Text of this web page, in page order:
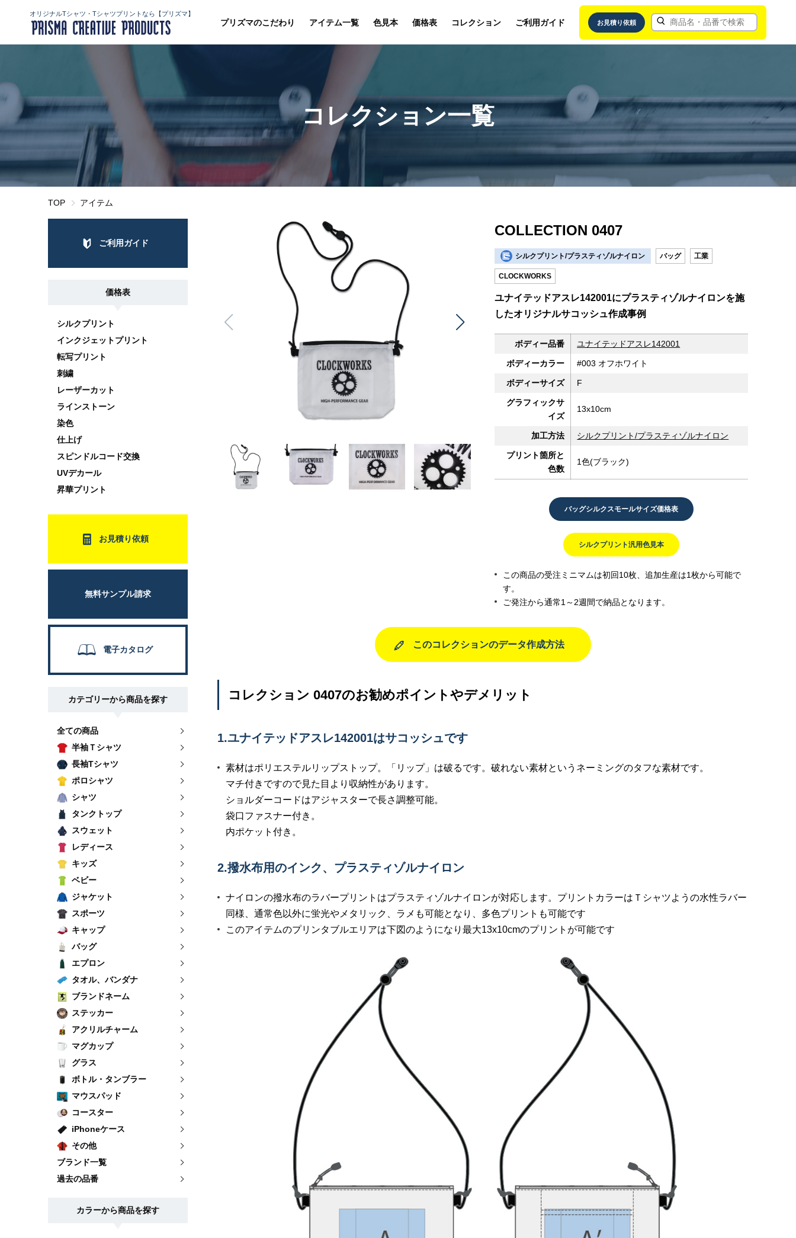
オリジナルTシャツ・Tシャツプリントなら【プリズマ】
プリズマのこだわり アイテム一覧 色見本 価格表 コレクション ご利用ガイド お見積り依頼
コレクション一覧
TOP アイテム
ご利用ガイド
価格表
シルクプリント
インクジェットプリント
転写プリント
刺繍
レーザーカット
ラインストーン
染色
仕上げ
スピンドルコード交換
UVデカール
昇華プリント
お見積り依頼
無料サンプル請求
電子カタログ
カテゴリーから商品を探す
全ての商品
半袖Ｔシャツ
長袖Tシャツ
ポロシャツ
シャツ
タンクトップ
スウェット
レディース
キッズ
ベビー
ジャケット
スポーツ
キャップ
バッグ
エプロン
タオル、バンダナ
ブランドネーム
ステッカー
アクリルチャーム
マグカップ
グラス
ボトル・タンブラー
マウスパッド
コースター
iPhoneケース
その他
ブランド一覧
過去の品番
カラーから商品を探す
COLLECTION 0407
シルクプリント/プラスティゾルナイロン バッグ 工業
CLOCKWORKS
ユナイテッドアスレ142001にプラスティゾルナイロンを施
したオリジナルサコッシュ作成事例
ボディー品番 ユナイテッドアスレ142001
ボディーカラー #003 オフホワイト
ボディーサイズ F
グラフィックサ
イズ
13x10cm
加工方法 シルクプリント/プラスティゾルナイロン
プリント箇所と
色数
1色(ブラック)
バッグシルクスモールサイズ価格表
シルクプリント汎用色見本
この商品の受注ミニマムは初回10枚、追加生産は1枚から可能で
す。
ご発注から通常1～2週間で納品となります。
このコレクションのデータ作成方法
コレクション 0407のお勧めポイントやデメリット
1.ユナイテッドアスレ142001はサコッシュです
素材はポリエステルリップストップ。「リップ」は破るです。破れない素材というネーミングのタフな素材です。
マチ付きですので見た目より収納性があります。
ショルダーコードはアジャスターで長さ調整可能。
袋口ファスナー付き。
内ポケット付き。
2.撥水布用のインク、プラスティゾルナイロン
ナイロンの撥水布のラバープリントはプラスティゾルナイロンが対応します。プリントカラーはＴシャツようの水性ラバー
同様、通常色以外に蛍光やメタリック、ラメも可能となり、多色プリントも可能です
このアイテムのプリンタブルエリアは下図のようになり最大13x10cmのプリントが可能です